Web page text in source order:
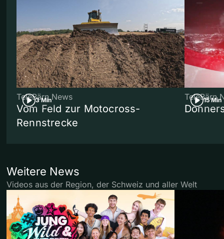
3 Min
TeleBärn News
Vom Feld zur Motocross-
Rennstrecke
15 Min
TeleBärn
Weitere News
Videos aus der Region, der Schweiz und aller Welt